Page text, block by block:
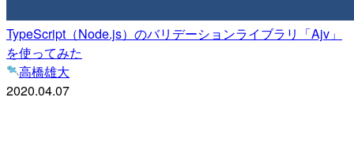
TypeScript（Node.js）のバリデーションライブラリ「Ajv」
を使ってみた
高橋雄大
2020.04.07